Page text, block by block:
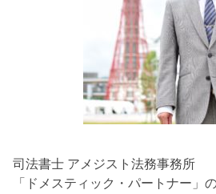
司法書士 アメジスト法務事務所
「ドメスティック・パートナー」